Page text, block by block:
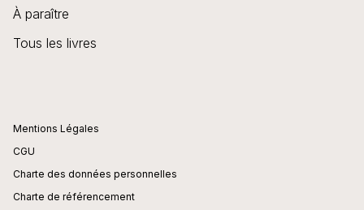
À paraître
Tous les livres
Mentions Légales
CGU
Charte des données personnelles
Charte de référencement